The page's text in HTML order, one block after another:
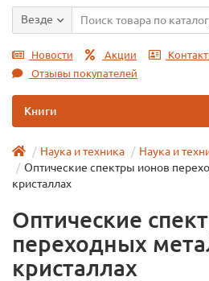
Везде
Новости Акции
Отзывы покупателей
Книги
Наука и техника
Наука и
Оптические спектры ионов
кристаллах
Оптические
переходных
кристаллах